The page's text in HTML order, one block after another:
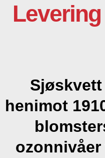
Sjøskvett
henimot